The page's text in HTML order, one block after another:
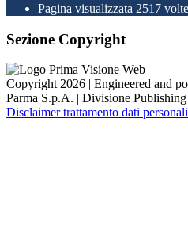
Pagina visualizzata 2517 volte
Sezione Copyright
Copyright 2026 | Engineered and
Parma S.p.A. | Divisione
Disclaimer trattamento dati personali